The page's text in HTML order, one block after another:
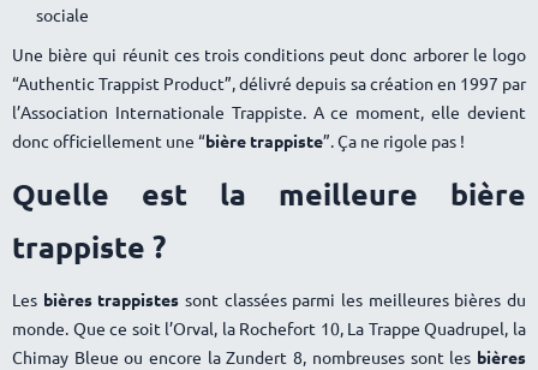
sociale
Une bière qui réunit ces trois conditions peut donc arborer le logo
“Authentic Trappist Product”, délivré depuis sa création en 1997 par
l’Association Internationale Trappiste. A ce moment, elle devient
donc officiellement une “bière trappiste”. Ça ne rigole pas !
Quelle est la meilleure bière
trappiste ?
Les bières trappistes sont classées parmi les meilleures bières du
monde. Que ce soit l’Orval, la Rochefort 10, La Trappe Quadrupel, la
Chimay Bleue ou encore la Zundert 8, nombreuses sont les bières